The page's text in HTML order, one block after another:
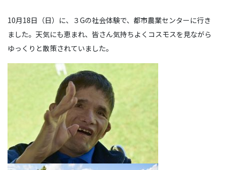
10月18日（日）に、３Gの社会体験で、都市農業センターに行き
ました。天気にも恵まれ、皆さん気持ちよくコスモスを見ながら
ゆっくりと散策されていました。